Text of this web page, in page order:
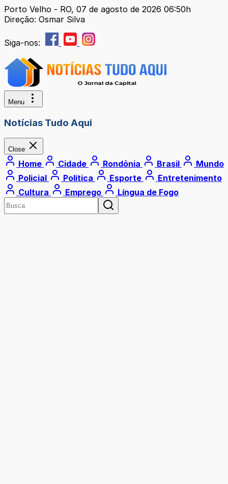
Porto Velho - RO, 07 de agosto de 2026 06:50h
Direção: Osmar Silva
Siga-nos:
Menu
Notícias Tudo Aqui
Close
Home Cidade Rondônia Brasil
Mundo
Policial
Política Esporte
Entretenimento
Cultura
Emprego Língua de Fogo